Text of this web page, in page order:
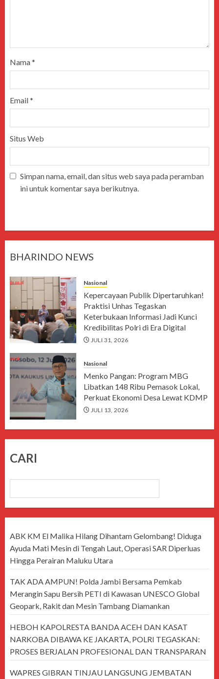
Nama*
Email*
Situs Web
Simpan nama, email, dan situs web saya pada peramban
ini untuk komentar saya berikutnya.
BHARINDO NEWS
Nasional
Kepercayaan Publik Dipertaruhkan!
Praktisi Unhas Tegaskan
Keterbukaan Informasi Jadi Kunci
Kredibilitas Polri di Era Digital
JULI 31, 2026
Nasional
Menko Pangan: Program MBG
Libatkan 148 Ribu Pemasok Lokal,
Perkuat Ekonomi Desa Lewat KDMP
JULI 13, 2026
CARI
ABK KM El Malika Hilang Dihantam Gelombang! Diduga
Ayuda Mati Mesin di Tengah Laut, Operasi SAR Diperluas
Hingga Perairan Maluku Utara
TAK ADA AMPUN! Polda Jambi Bersama Pemkab
Merangin Sapu Bersih PETI di Kawasan UNESCO Global
Geopark, Rakit dan Mesin Tambang Diamankan
HEBOH KAPOLRESTA BANDA ACEH DAN KASAT
NARKOBA DIBAWA KE JAKARTA, POLRI TEGASKAN:
PROSES BERJALAN PROFESIONAL DAN TRANSPARAN
WAPRES GIBRAN TINJAU LANGSUNG JEMBATAN